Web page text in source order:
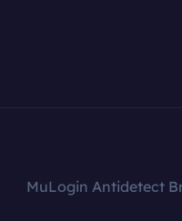
MuLogin Antidetect